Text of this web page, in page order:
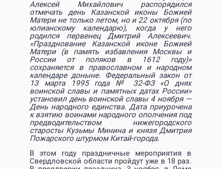
Алексей Михайлович распорядился
отмечать день Казанской иконы Божией
Матери не только летом, но и 22 октября (по
юлианскому календарю), когда у него
родился первенец Дмитрий Алексеевич.
«Празднование Казанской иконе Божией
Матери (в память избавления Москвы и
России от поляков в 1612 году)»
сохраняется в православном и народном
календаре доныне. Федеральный закон от
13 марта 1995 года № 32-ФЗ «О днях
воинской славы и памятных датах России»
установил день воинской славы 4 ноября —
День народного единства. Дата приурочена
к взятию воинами народного ополчения под
предводительством нижегородского
старосты Кузьмы Минина и князя Дмитрия
Пожарского штурмом Китай-города.
В этом году праздничные мероприятия в
Свердловской области пройдут уже в 18 раз.